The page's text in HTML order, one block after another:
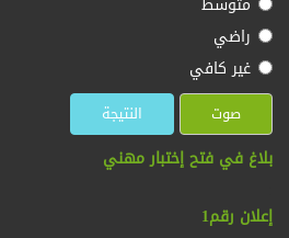
راضي
غير كافي
بلاغ في فتح إختبار مهني
إعلان رقم1